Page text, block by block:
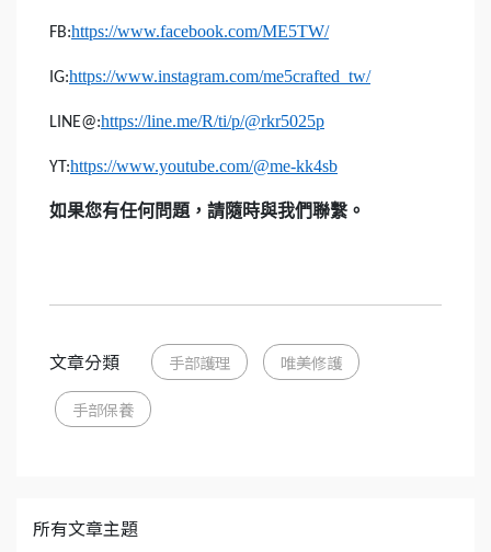
FB:https://www.facebook.com/ME5TW/
IG:https://www.instagram.com/me5crafted_tw/
LINE@:https://line.me/R/ti/p/@rkr5025p
YT:https://www.youtube.com/@me-kk4sb
如果您有任何問題，請隨時與我們聯繫。
文章分類 手部護理 唯美修護
手部保養
所有文章主題